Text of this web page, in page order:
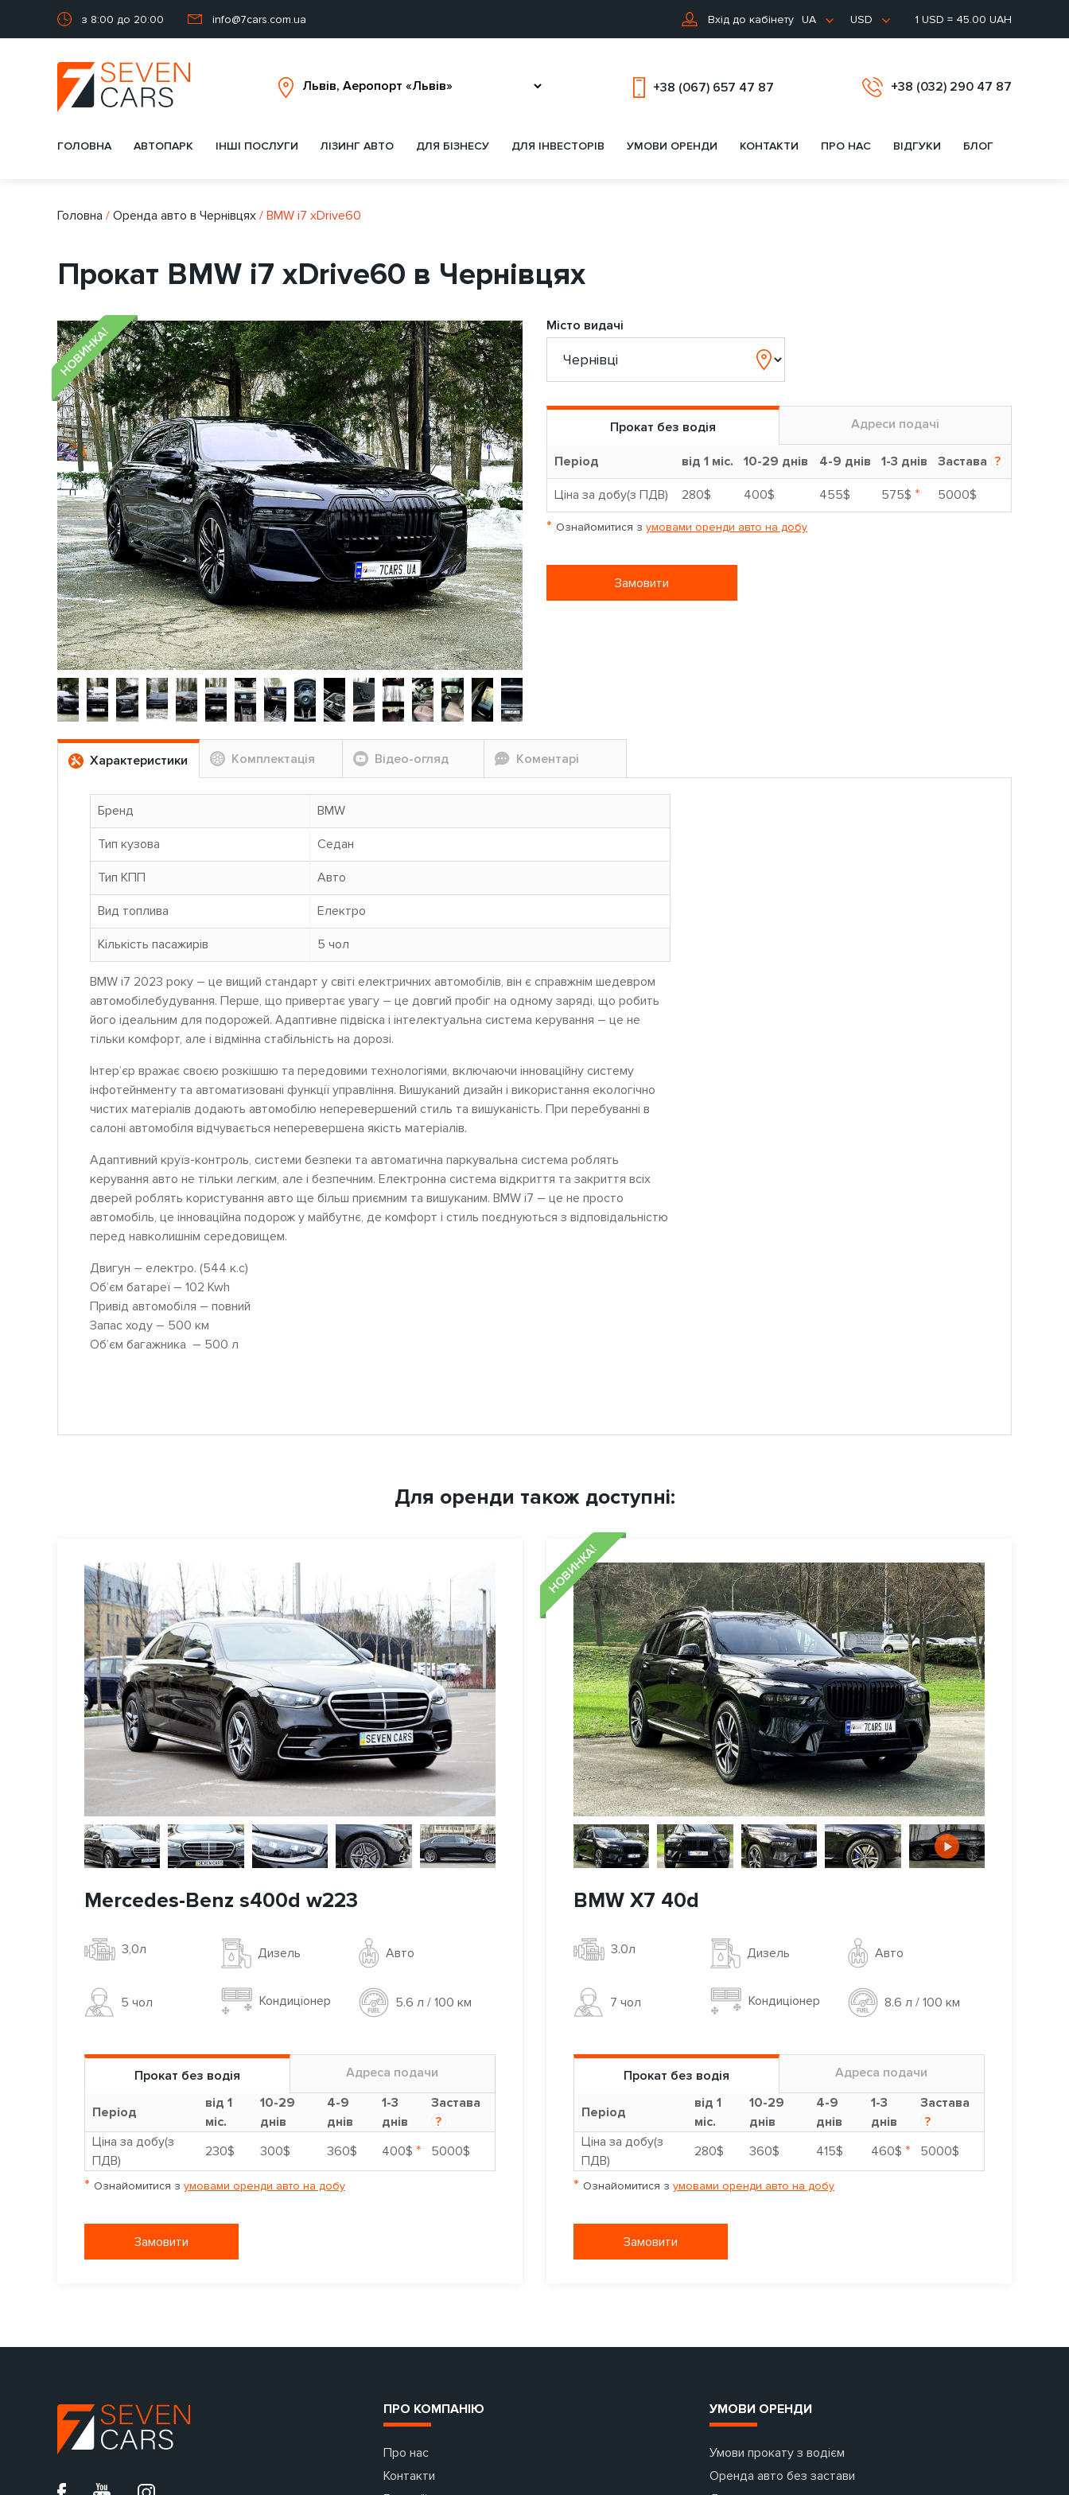
з 8:00 до 20:00 info@7cars.com.ua Вхід до кабінету UA USD 1 USD = 45.00 UAH
+38 (067) 657 47 87 +38 (032) 290 47 87
ГОЛОВНА АВТОПАРК ІНШІ ПОСЛУГИ ЛІЗИНГ АВТО ДЛЯ БІЗНЕСУ ДЛЯ ІНВЕСТОРІВ УМОВИ ОРЕНДИ КОНТАКТИ ПРО НАС ВІДГУКИ БЛОГ
Головна / Оренда авто в Чернівцях / BMW i7 xDrive60
Прокат BMW i7 xDrive60 в Чернівцях
НОВИНКА! Місто видачі
Прокат без водія Адреси подачі
Період від 1 міс. 10-29 днів 4-9 днів 1-3 днів Застава ?
Ціна за добу(з ПДВ) 280$ 400$ 455$ 575$ * 5000$
* Ознайомитися з умовами оренди авто на добу
Замовити
Характеристики Комплектація Відео-огляд Коментарі
Бренд BMW
Тип кузова Седан
Тип КПП Авто
Вид топлива Електро
Кількість пасажирів 5 чoл
BMW i7 2023 року – це вищий стандарт у світі електричних автомобілів, він є справжнім шедевром
автомобілебудування. Перше, що привертає увагу – це довгий пробіг на одному заряді, що робить
його ідеальним для подорожей. Адаптивне підвіска і інтелектуальна система керування – це не
тільки комфорт, але і відмінна стабільність на дорозі.
Інтер’єр вражає своєю розкішшю та передовими технологіями, включаючи інноваційну систему
інфотейнменту та автоматизовані функції управління. Вишуканий дизайн і використання екологічно
чистих матеріалів додають автомобілю неперевершений стиль та вишуканість. При перебуванні в
салоні автомобіля відчувається неперевершена якість матеріалів.
Адаптивний круїз-контроль, системи безпеки та автоматична паркувальна система роблять
керування авто не тільки легким, але і безпечним. Електронна система відкриття та закриття всіх
дверей роблять користування авто ще більш приємним та вишуканим. BMW i7 – це не просто
автомобіль, це інноваційна подорож у майбутнє, де комфорт і стиль поєднуються з відповідальністю
перед навколишнім середовищем.
Двигун – електро. (544 к.с)
Об’єм батареї – 102 Kwh
Привід автомобіля – повний
Запас ходу – 500 км
Об’єм багажника – 500 л
Для оренди також доступні:
Mercedes-Benz s400d w223
3,0л Дизель Авто
5 чoл Кондиціонер 5.6 л / 100 км
Прокат без водія Адреса подачи
Період
від 1
міс.
10-29
днів
4-9
днів
1-3
днів
Застава
?
Ціна за добу(з
ПДВ)
230$ 300$ 360$ 400$ * 5000$
* Ознайомитися з умовами оренди авто на добу
Замовити
НОВИНКА!
BMW X7 40d
3.0л Дизель Авто
7 чoл Кондиціонер 8.6 л / 100 км
Прокат без водія Адреса подачи
Період
від 1
міс.
10-29
днів
4-9
днів
1-3
днів
Застава
?
Ціна за добу(з
ПДВ)
280$ 360$ 415$ 460$ * 5000$
* Ознайомитися з умовами оренди авто на добу
Замовити
ПРО КОМПАНІЮ
Про нас
Контакти
УМОВИ ОРЕНДИ
Умови прокату з водієм
Оренда авто без застави